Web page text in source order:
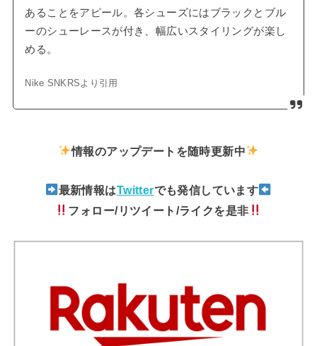
あることをアピール。各シューズにはブラックとブル
ーのシューレースが付き、幅広いスタイリングが楽し
める。
Nike SNKRSより引用
情報のアップデートを随時更新中
最新情報はTwitterでも発信しています
フォロー/リツイート/ライクを是非